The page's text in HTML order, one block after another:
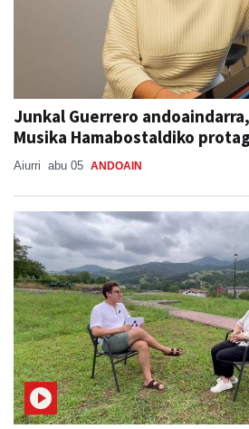
Junkal Guerrero
Musika Hamabostaldiko
Aiurri abu 05 ANDOAIN